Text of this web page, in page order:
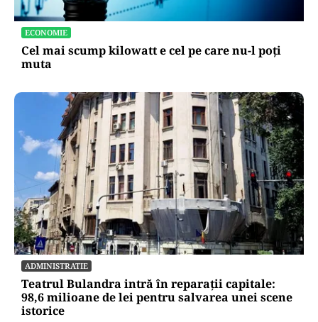
ECONOMIE
Cel mai scump kilowatt e cel pe care nu-l poți
muta
ADMINISTRATIE
Teatrul Bulandra intră în reparații capitale:
98,6 milioane de lei pentru salvarea unei scene
istorice